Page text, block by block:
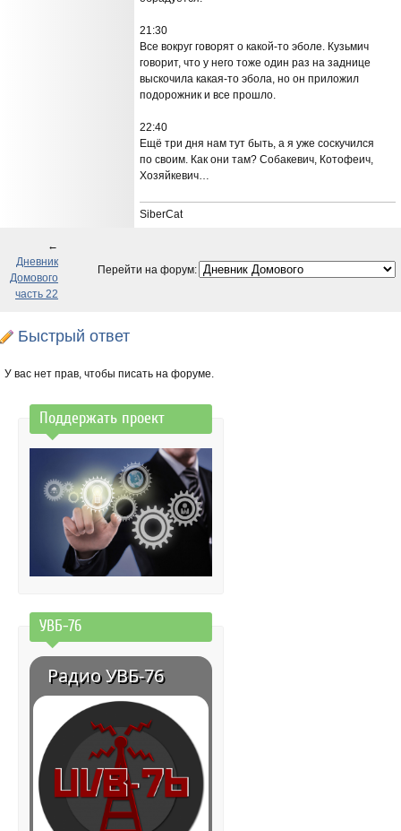
21:30
Все вокруг говорят о какой-то эболе. Кузьмич
говорит, что у него тоже один раз на заднице
выскочила какая-то эбола, но он приложил
подорожник и все прошло.
22:40
Ещё три дня нам тут быть, а я уже соскучился
по своим. Как они там? Собакевич, Котофеич,
Хозяйкевич…
SiberCat
←
Дневник
Домового
часть 22
Перейти на форум:
Быстрый ответ
У вас нет прав, чтобы писать на форуме.
Поддержать проект
УВБ-76
Радио УВБ-76